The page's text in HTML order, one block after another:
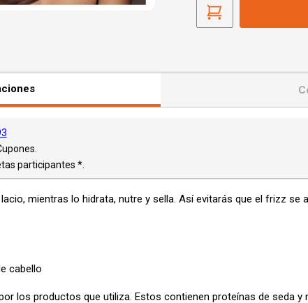
participantes *.
mientras lo hidrata, nutre y sella. Así evitarás que el frizz se
cabello
los productos que utiliza. Estos contienen proteínas de seda